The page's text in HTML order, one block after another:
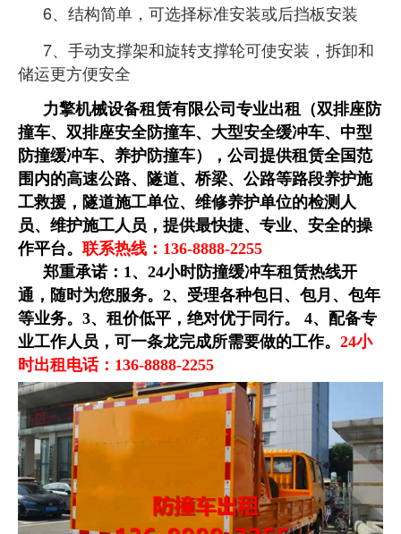
6、结构简单，可选择标准安装或后挡板安装
7、手动支撑架和旋转支撑轮可使安装，拆卸和
储运更方便安全
力擎机械设备租赁有限公司专业出租（双排座防
撞车、双排座安全防撞车、大型安全缓冲车、中型
防撞缓冲车、养护防撞车），公司提供租赁全国范
围内的高速公路、隧道、桥梁、公路等路段养护施
工救援，隧道施工单位、维修养护单位的检测人
员、维护施工人员，提供最快捷、专业、安全的操
作平台。 联系热线：136-8888-2255
郑重承诺：1、24小时防撞缓冲车租赁热线开
通，随时为您服务。2、受理各种包日、包月、包年
等业务。3、租价低平，绝对优于同行。 4、配备专
业工作人员，可一条龙完成所需要做的工作。 24小
时出租电话：136-8888-2255